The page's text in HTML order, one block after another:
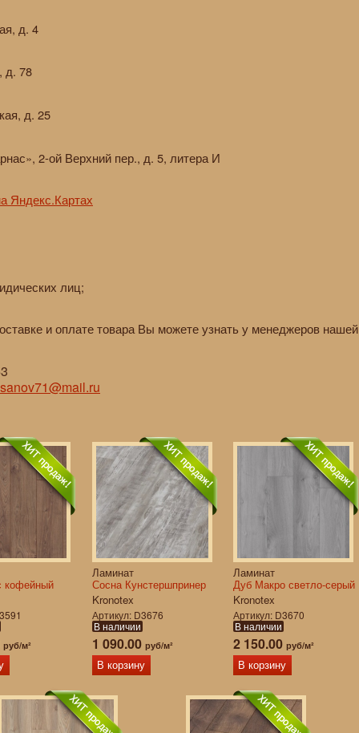
д. 4
д. 78
д. 25
2-ой Верхний пер., д. 5, литера И
Яндекс.Картах
лиц;
и оплате товара Вы можете узнать у менеджеров нашей
кофейный
руб/м²
Ламинат
Сосна Кунстершпринер
Kronotex
Артикул D3676
В наличии
1 090.00 руб/м²
В корзину
Ламинат
Дуб Макро светло-серый
Kronotex
Артикул D3670
В наличии
2 150.00 руб/м²
В корзину